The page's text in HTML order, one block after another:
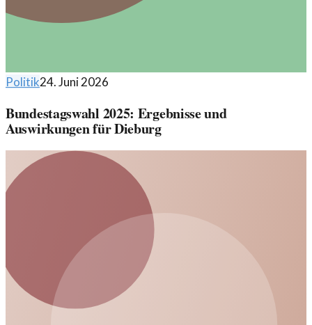
Politik24. Juni 2026
Bundestagswahl 2025: Ergebnisse und
Auswirkungen für Dieburg